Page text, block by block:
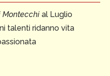
Montecchi al Luglio
talenti ridanno vita